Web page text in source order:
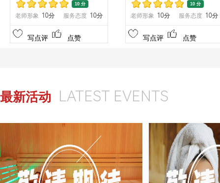
10 分
老师形象 10分 服务态度 10分
写点评 点赞
10 分
老师形象 10分 服务态度 10分
写点评 点赞
最新活动 LATEST EVENTS